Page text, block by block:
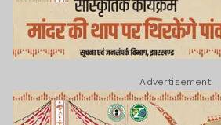
Advertisement